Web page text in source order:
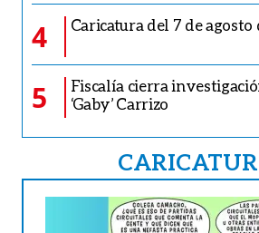
4 Caricatura del 7 de agosto
5
Fiscalía cierra
‘Gaby’ Carrizo